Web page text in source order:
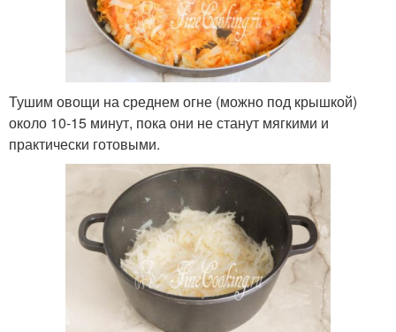
Тушим овощи на среднем огне (можно под крышкой)
около 10-15 минут, пока они не станут мягкими и
практически готовыми.